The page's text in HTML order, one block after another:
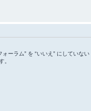
ーラム” を “いいえ” にしていない
。